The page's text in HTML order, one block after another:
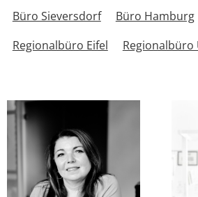
Büro Sieversdorf
Büro Hamburg
Regionalbüro Eifel
Regionalbüro